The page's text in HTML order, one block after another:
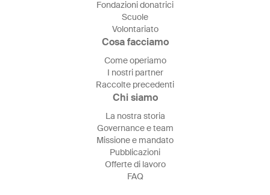
Fondazioni donatrici
Scuole
Volontariato
Cosa facciamo
Come operiamo
I nostri partner
Raccolte precedenti
Chi siamo
La nostra storia
Governance e team
Missione e mandato
Pubblicazioni
Offerte di lavoro
FAQ